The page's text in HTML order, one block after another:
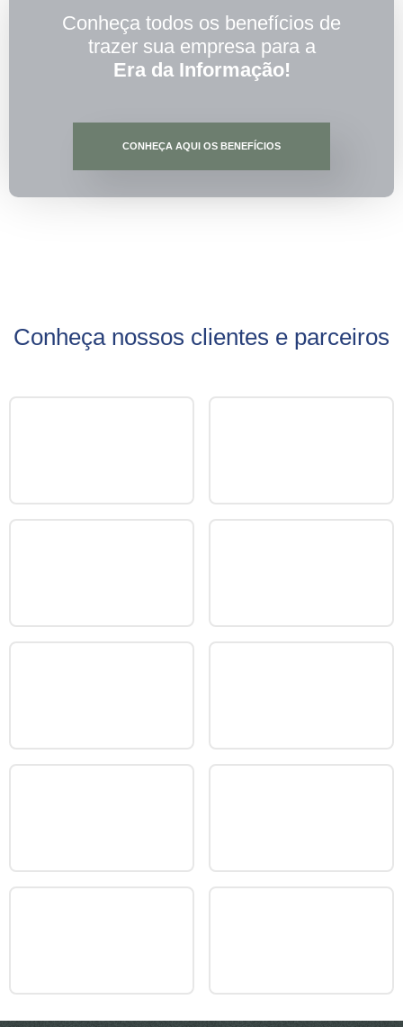
Conheça todos os benefícios de
trazer sua empresa para a
Era da Informação!
CONHEÇA AQUI OS BENEFÍCIOS
Conheça nossos clientes e parceiros